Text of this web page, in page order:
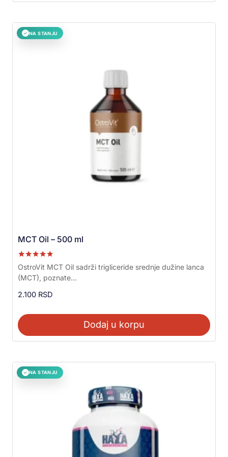
✓ NA STANJU
MCT Oil – 500 ml
Ocenjeno sa
5.00
od 5
OstroVit MCT Oil sadrži trigliceride srednje dužine lanca
(MCT), poznate...
2.100 RSD
Dodaj u korpu
✓ NA STANJU